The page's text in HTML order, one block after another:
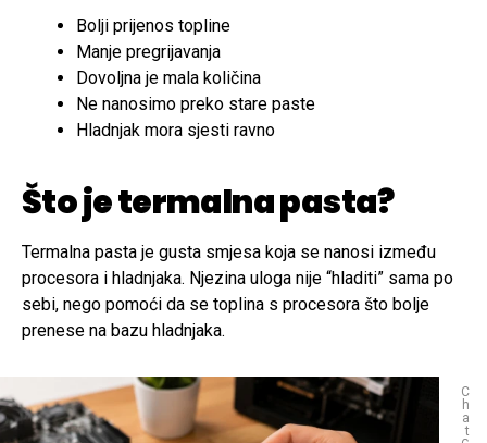
Bolji prijenos topline
Manje pregrijavanja
Dovoljna je mala količina
Ne nanosimo preko stare paste
Hladnjak mora sjesti ravno
Što je termalna pasta?
Termalna pasta je gusta smjesa koja se nanosi između
procesora i hladnjaka. Njezina uloga nije “hladiti” sama po
sebi, nego pomoći da se toplina s procesora što bolje
prenese na bazu hladnjaka.
C
h
a
t